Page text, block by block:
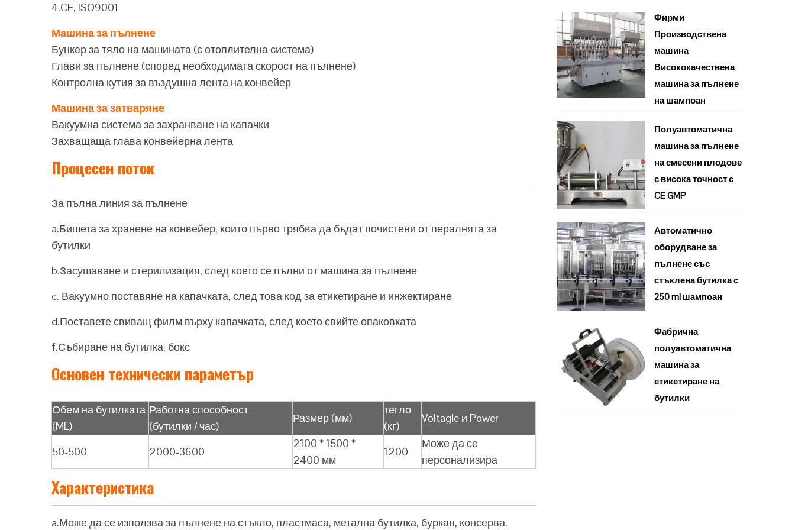
4.CE, ISO9001
Машина за пълнене
Бункер за тяло на машината (с отоплителна система)
Глави за пълнене (според необходимата скорост на пълнене)
Контролна кутия за въздушна лента на конвейер
Машина за затваряне
Вакуумна система за захранване на капачки
Захващаща глава конвейерна лента
Процесен поток
За пълна линия за пълнене
a.Бишета за хранене на конвейер, които първо трябва да бъдат почистени от пералнята за
бутилки
b.Засушаване и стерилизация, след което се пълни от машина за пълнене
c. Вакуумно поставяне на капачката, след това код за етикетиране и инжектиране
d.Поставете свиващ филм върху капачката, след което свийте опаковката
f.Събиране на бутилка, бокс
Основен технически параметър
Обем на бутилката
(ML)
Работна способност
(бутилки / час)
Размер (мм)
тегло
(кг)
Voltagle и Power
50-500 2000-3600
2100 * 1500 *
2400 мм
1200
Може да се
персонализира
Характеристика
a.Може да се използва за пълнене на стъкло, пластмаса, метална бутилка, буркан, консерва.
Фирми
Производствена
машина
Висококачествена
машина за пълнене
на шампоан
Полуавтоматична
машина за пълнене
на смесени плодове
с висока точност с
CE GMP
Автоматично
оборудване за
пълнене със
стъклена бутилка с
250 ml шампоан
Фабрична
полуавтоматична
машина за
етикетиране на
бутилки